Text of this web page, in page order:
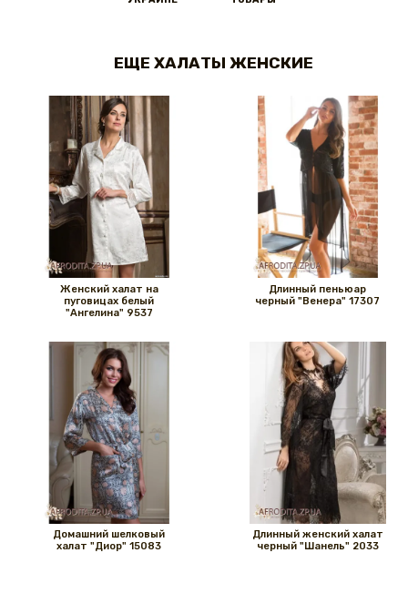
ЕЩЕ ХАЛАТЫ ЖЕНСКИЕ
Женский халат на
пуговицах белый
"Ангелина" 9537
Длинный пеньюар
черный "Венера" 17307
Домашний шелковый
халат "Диор" 15083
Длинный женский халат
черный "Шанель" 2033